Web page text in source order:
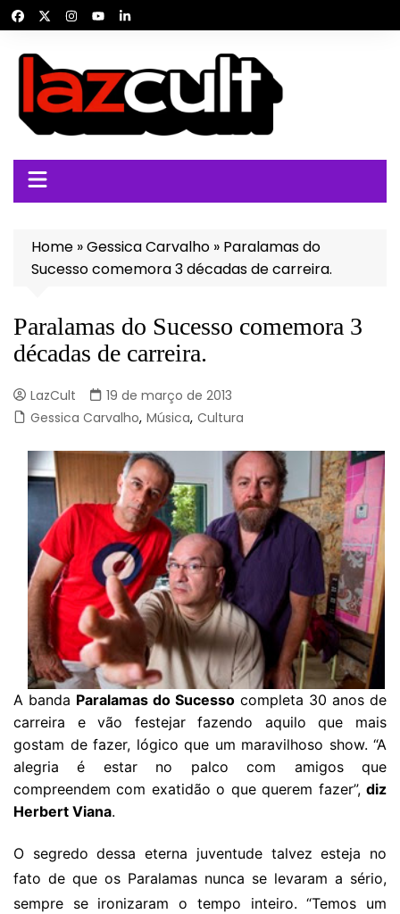
para
conteúdo
Home »Gessica Carvalho » Paralamas do
Sucesso comemora 3 décadas de carreira.
Paralamas do Sucesso comemora 3
décadas de carreira.
LazCult
19 de março de 2013
Gessica Carvalho, Música, Cultura
A banda Paralamas do Sucesso completa 30 anos de
carreira e vão festejar fazendo aquilo que mais
gostam de fazer, lógico que um maravilhoso show. “A
alegria é estar no palco com amigos que
compreendem com exatidão o que querem fazer”, diz
Herbert Viana.
O segredo dessa eterna juventude talvez esteja no
fato de que os Paralamas nunca se levaram a sério,
sempre se ironizaram o tempo inteiro. “Temos um